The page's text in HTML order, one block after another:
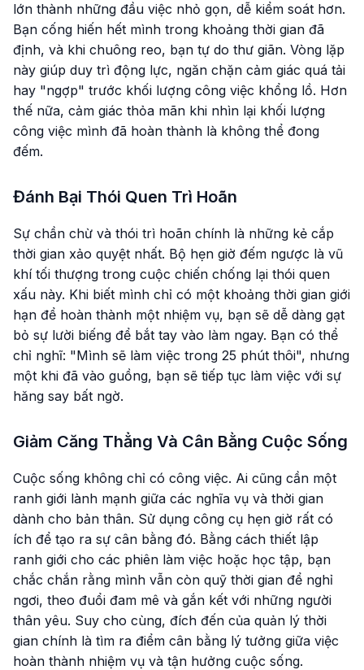
lớn thành những đầu việc nhỏ gọn, dễ kiểm soát hơn.
Bạn cống hiến hết mình trong khoảng thời gian đã
định, và khi chuông reo, bạn tự do thư giãn. Vòng lặp
này giúp duy trì động lực, ngăn chặn cảm giác quá tải
hay "ngợp" trước khối lượng công việc khổng lồ. Hơn
thế nữa, cảm giác thỏa mãn khi nhìn lại khối lượng
công việc mình đã hoàn thành là không thể đong
đếm.
Đánh Bại Thói Quen Trì Hoãn
Sự chần chừ và thói trì hoãn chính là những kẻ cắp
thời gian xảo quyệt nhất. Bộ hẹn giờ đếm ngược là vũ
khí tối thượng trong cuộc chiến chống lại thói quen
xấu này. Khi biết mình chỉ có một khoảng thời gian giới
hạn để hoàn thành một nhiệm vụ, bạn sẽ dễ dàng gạt
bỏ sự lười biếng để bắt tay vào làm ngay. Bạn có thể
chỉ nghĩ: "Mình sẽ làm việc trong 25 phút thôi", nhưng
một khi đã vào guồng, bạn sẽ tiếp tục làm việc với sự
hăng say bất ngờ.
Giảm Căng Thẳng Và Cân Bằng Cuộc Sống
Cuộc sống không chỉ có công việc. Ai cũng cần một
ranh giới lành mạnh giữa các nghĩa vụ và thời gian
dành cho bản thân. Sử dụng công cụ hẹn giờ rất có
ích để tạo ra sự cân bằng đó. Bằng cách thiết lập
ranh giới cho các phiên làm việc hoặc học tập, bạn
chắc chắn rằng mình vẫn còn quỹ thời gian để nghỉ
ngơi, theo đuổi đam mê và gắn kết với những người
thân yêu. Suy cho cùng, đích đến của quản lý thời
gian chính là tìm ra điểm cân bằng lý tưởng giữa việc
hoàn thành nhiệm vụ và tận hưởng cuộc sống.